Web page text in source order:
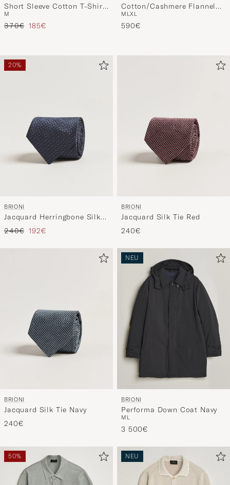
Short Sleeve Cotton T-Shirt
Military
M
Regulärer Preis
370€ Reduzierter Preis
185€
Cotton/Cashmere Flannel
Shirt Beige
M LXL
590€
20%
BRIONI
Jacquard Herringbone Silk
Tie Navy
Regulärer Preis
240€ Reduzierter Preis
192€
BRIONI
Jacquard Silk Tie Red
240€
BRIONI
Jacquard Silk Tie Navy
240€
NEU
BRIONI
Performa Down Coat Navy
M L
3 500€
50% NEU